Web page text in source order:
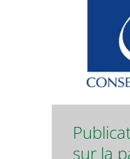
sur la